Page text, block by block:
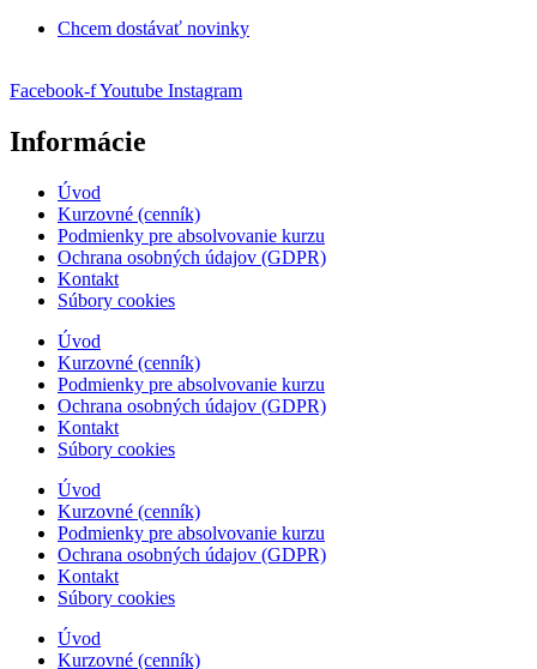
Chcem dostávať novinky
Facebook-fYoutube Instagram
Informácie
Úvod
Kurzovné (cenník)
Podmienky pre absolvovanie kurzu
Ochrana osobných údajov (GDPR)
Kontakt
Súbory cookies
Úvod
Kurzovné (cenník)
Podmienky pre absolvovanie kurzu
Ochrana osobných údajov (GDPR)
Kontakt
Súbory cookies
Úvod
Kurzovné (cenník)
Podmienky pre absolvovanie kurzu
Ochrana osobných údajov (GDPR)
Kontakt
Súbory cookies
Úvod
Kurzovné (cenník)